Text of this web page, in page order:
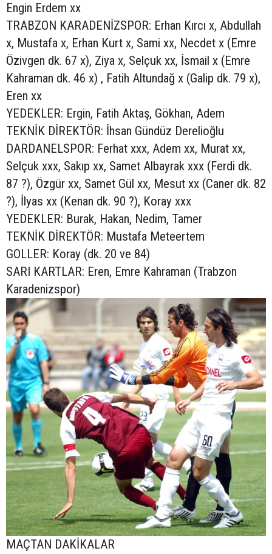
Engin Erdem xx
TRABZON KARADENİZSPOR: Erhan Kırcı x, Abdullah
x, Mustafa x, Erhan Kurt x, Sami xx, Necdet x (Emre
Özivgen dk. 67 x), Ziya x, Selçuk xx, İsmail x (Emre
Kahraman dk. 46 x) , Fatih Altundağ x (Galip dk. 79 x),
Eren xx
YEDEKLER: Ergin, Fatih Aktaş, Gökhan, Adem
TEKNİK DİREKTÖR: İhsan Gündüz Derelioğlu
DARDANELSPOR: Ferhat xxx, Adem xx, Murat xx,
Selçuk xxx, Sakıp xx, Samet Albayrak xxx (Ferdi dk.
87 ?), Özgür xx, Samet Gül xx, Mesut xx (Caner dk. 82
?), İlyas xx (Kenan dk. 90 ?), Koray xxx
YEDEKLER: Burak, Hakan, Nedim, Tamer
TEKNİK DİREKTÖR: Mustafa Meteertem
GOLLER: Koray (dk. 20 ve 84)
SARI KARTLAR: Eren, Emre Kahraman (Trabzon
Karadenizspor)
MAÇTAN DAKİKALAR